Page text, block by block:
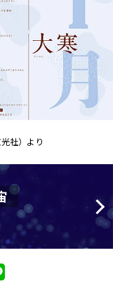
社）より